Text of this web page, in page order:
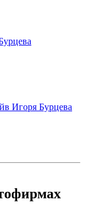
Игоря Бурцева